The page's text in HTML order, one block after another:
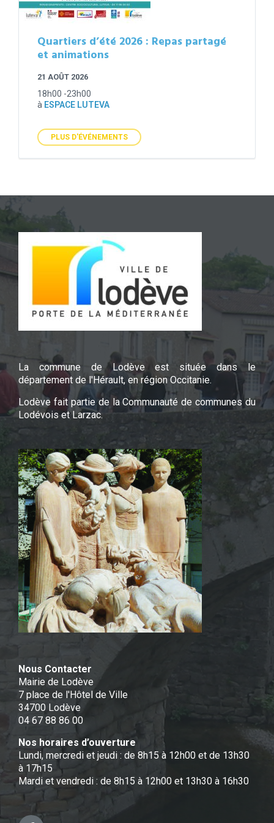
Quartiers d’été 2026 : Repas partagé
et animations
21 AOÛT 2026
18h00 -23h00
à ESPACE LUTEVA
PLUS D'ÉVÉNEMENTS
La commune de Lodève est située dans le
département de l'Hérault, en région Occitanie.
Lodève fait partie de la Communauté de communes du
Lodévois et Larzac.
Nous Contacter
Mairie de Lodève
7 place de l'Hôtel de Ville
34700 Lodève
04 67 88 86 00
Nos horaires d’ouverture
Lundi, mercredi et jeudi : de 8h15 à 12h00 et de 13h30
à 17h15
Mardi et vendredi : de 8h15 à 12h00 et 13h30 à 16h30